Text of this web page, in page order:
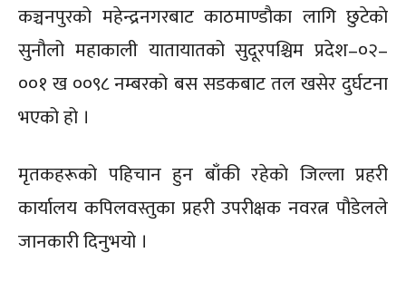
कञ्चनपुरको महेन्द्रनगरबाट काठमाण्डाैका लागि छुटेकाे
सुनौलो महाकाली यातायातको सुदूरपश्चिम प्रदेश–०२–
००१ ख ००९८ नम्बरको बस सडकबाट तल खसेर दुर्घटना
भएको हो ।
मृतकहरूको पहिचान हुन बाँकी रहेकाे जिल्ला प्रहरी
कार्यालय कपिलवस्तुका प्रहरी उपरीक्षक नवरत्न पौडेलले
जानकारी दिनुभयो ।